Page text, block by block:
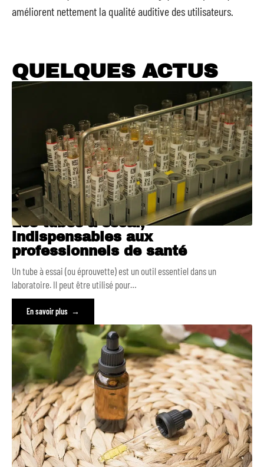
améliorent nettement la qualité auditive des utilisateurs.
QUELQUES ACTUS
Les tubes à essai,
indispensables aux
professionnels de santé
Un tube à essai (ou éprouvette) est un outil essentiel dans un
laboratoire. Il peut être utilisé pour…
En savoir plus